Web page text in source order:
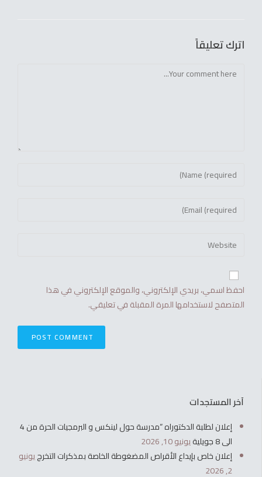
اترك تعليقاً
احفظ اسمي، بريدي الإلكتروني، والموقع الإلكتروني في هذا
المتصفح لاستخدامها المرة المقبلة في تعليقي.
آخر المستجدات
إعلان لطلبة الدكتوراه “مدرسة حول لينكس و البرمجيات الحرة من 4
الى 8 جويلية
يونيو 10, 2026
إعلان خاص بإيداع الأقراص المضغوطة الخاصة بمذكرات التخرجيونيو
2, 2026